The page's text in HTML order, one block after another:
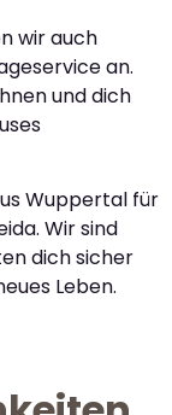
wir auch
an.
und dich
Wuppertal für
Wir sind
dich sicher
Leben.